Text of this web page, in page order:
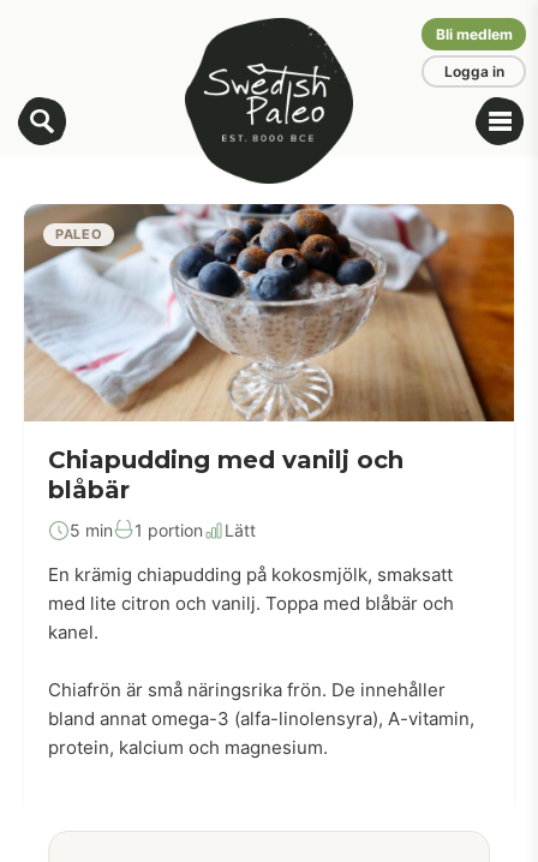
Bli medlem
Logga in
PALEO
Chiapudding med vanilj och
blåbär
5 min 1 portion Lätt
En krämig chiapudding på kokosmjölk, smaksatt
med lite citron och vanilj. Toppa med blåbär och
kanel.
Chiafrön är små näringsrika frön. De innehåller
bland annat omega-3 (alfa-linolensyra), A-vitamin,
protein, kalcium och magnesium.